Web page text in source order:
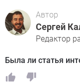
Автор
Сергей
Редактор
Была ли статья